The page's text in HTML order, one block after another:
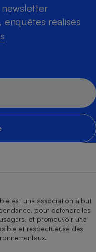
enquêtes réalisés
est une association à but
pour défendre les
et promouvoir une
et respectueuse des